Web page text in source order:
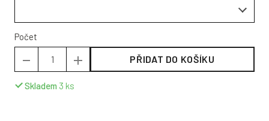
Počet
PŘIDAT DO KOŠÍKU
Skladem 3 ks